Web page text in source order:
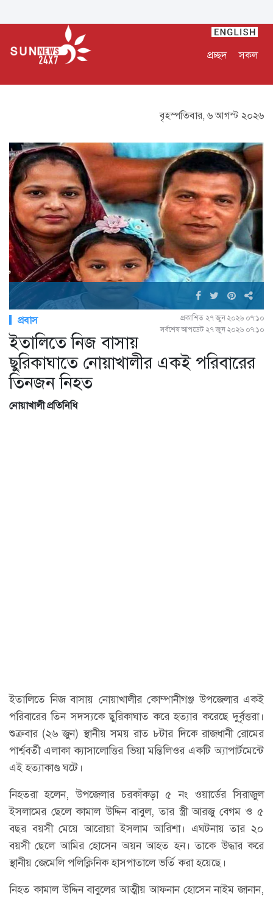
প্রচ্ছদ সকল
বৃহস্পতিবার, ৬ আগস্ট ২০২৬
প্রবাস
প্রকাশিত ২৭ জুন ২০২৬ ০৭:১০
সর্বশেষ আপডেট ২৭ জুন ২০২৬ ০৭:১০
ইতালিতে নিজ বাসায়
ছুরিকাঘাতে নোয়াখালীর একই পরিবারের
তিনজন নিহত
নোয়াখালী প্রতিনিধি
ইতালিতে নিজ বাসায় নোয়াখালীর কোম্পানীগঞ্জ উপজেলার একই
পরিবারের তিন সদস্যকে ছুরিকাঘাত করে হত্যার করেছে দুর্বৃত্তরা।
শুক্রবার (২৬ জুন) স্থানীয় সময় রাত ৮টার দিকে রাজধানী রোমের
পার্শ্ববর্তী এলাকা ক্যাসালোত্তির ভিয়া মন্তিলিওর একটি অ্যাপার্টমেন্টে
এই হত্যাকাণ্ড ঘটে।
নিহতরা হলেন, উপজেলার চরকাঁকড়া ৫ নং ওয়ার্ডের সিরাজুল
ইসলামের ছেলে কামাল উদ্দিন বাবুল, তার স্ত্রী আরজু বেগম ও ৫
বছর বয়সী মেয়ে আরোয়া ইসলাম আরিশা। এঘটনায় তার ২০
বয়সী ছেলে আমির হোসেন অয়ন আহত হন। তাকে উদ্ধার করে
স্থানীয় জেমেলি পলিক্লিনিক হাসপাতালে ভর্তি করা হয়েছে।
নিহত কামাল উদ্দিন বাবুলের আত্মীয় আফনান হোসেন নাইম জানান,